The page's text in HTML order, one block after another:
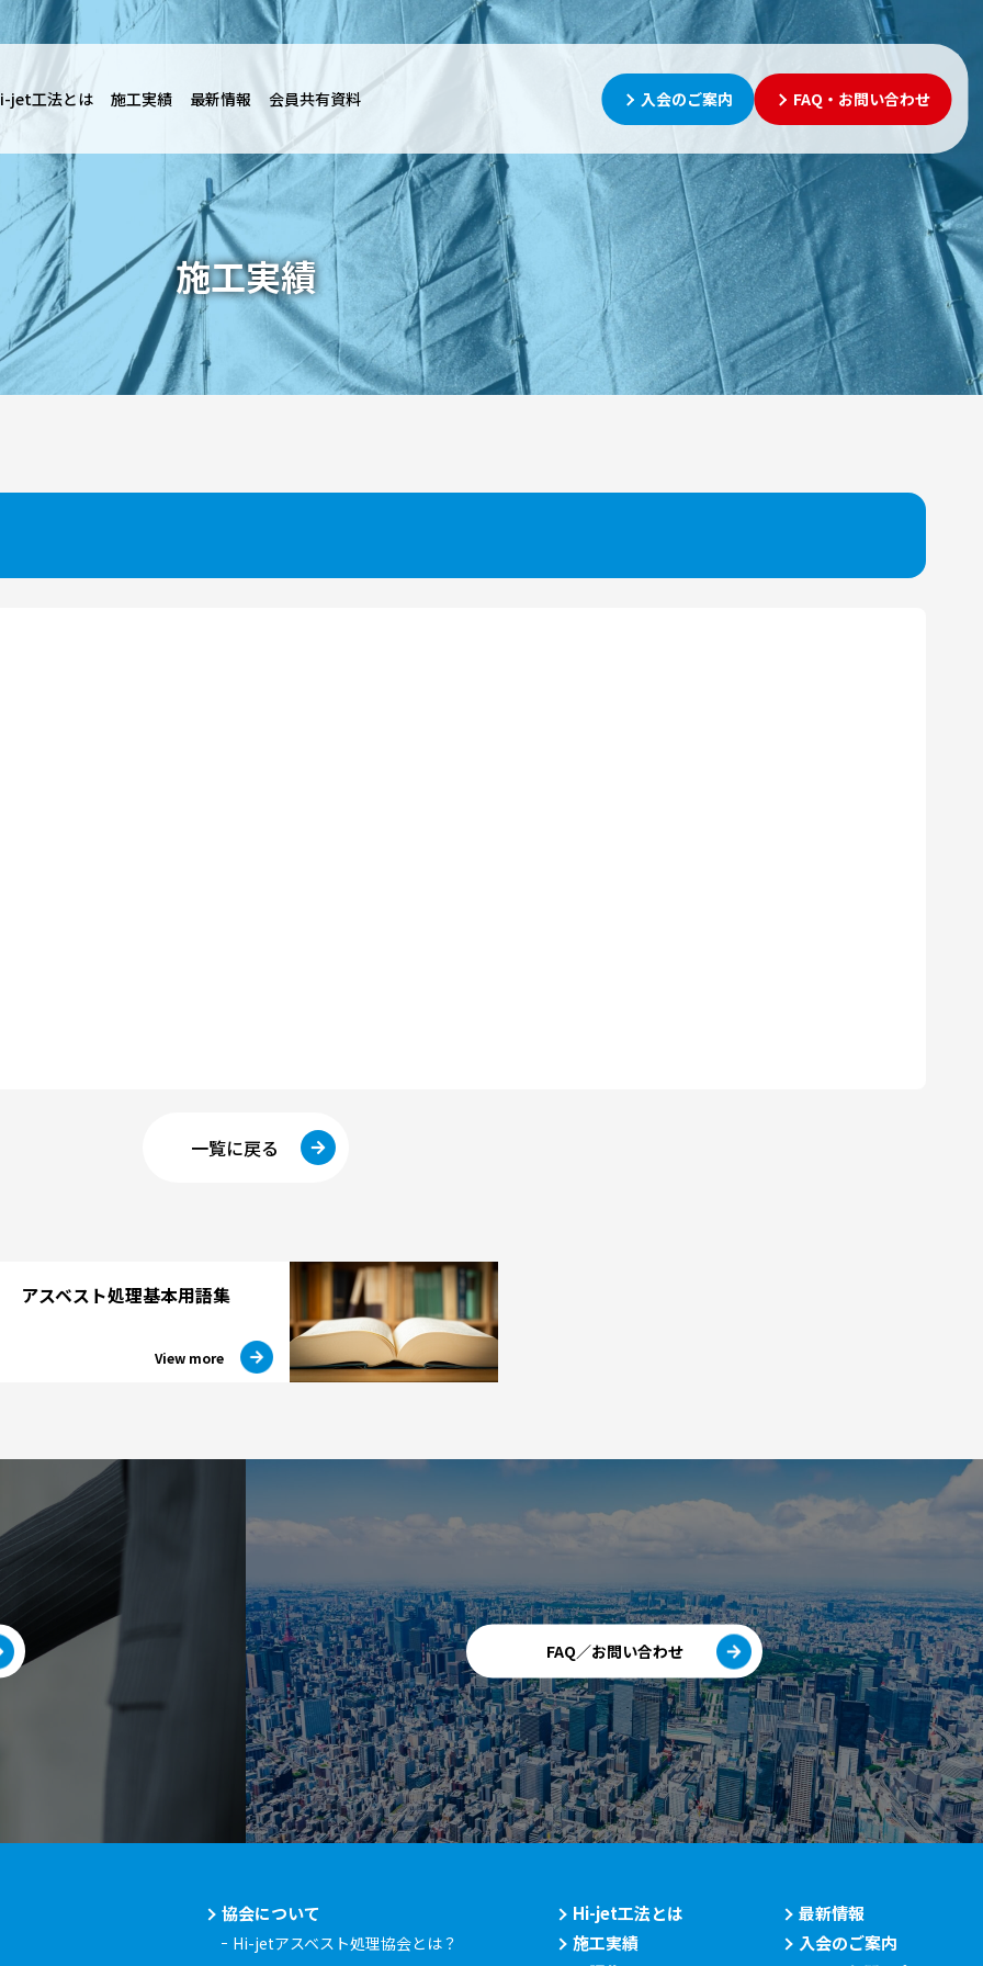
jet工法とは 施工実績 最新情報 会員共有資料 入会のご案内 FAQ・お問い合わせ
施工実績
一覧に戻る
アスベスト処理基本用語集
View more
FAQ／お問い合わせ
協会について
Hi-jetアスベスト処理協会とは？
Hi-jet工法とは
施工実績
最新情報
入会のご案内